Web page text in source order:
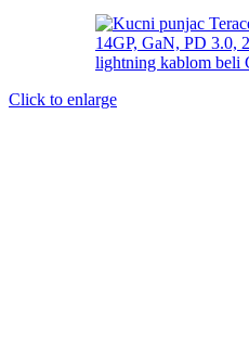
Click to enlarge